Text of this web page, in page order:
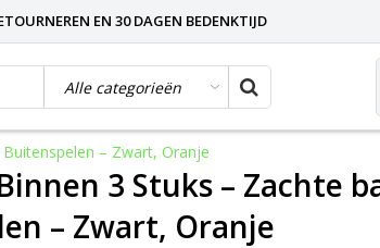
EN 30 DAGEN BEDENKTIJD
– Zwart, Oranje
3 Stuks – Zachte
– Zwart, Oranje